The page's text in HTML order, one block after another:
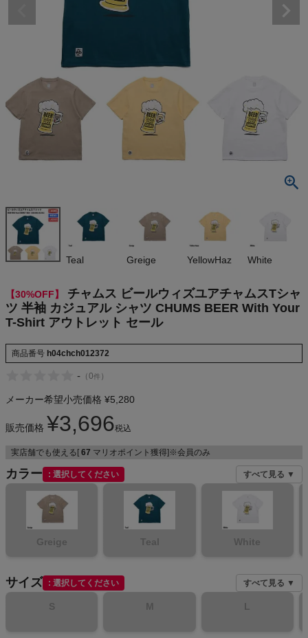
商品が見つからない方はこちら
On
THE NORTH FACE
CHUMS
もっと見る
メンズカジュアルウェア
レディースカジュアルウェア
メンズスポーツウェア
レディーススポーツウェア
Teal Greige YellowHaz White
【30%OFF】
チャムス ビールウィズユアチャムスTシャ
ツ 半袖 カジュアル シャツ CHUMS BEER With Your
T-Shirt アウトレット セール
商品番号 h04chch012372
- （0件 ）
メーカー希望小売価格 ¥5,280
販売価格 ¥3,696税込
実店舗でも使える[ 67 マリオポイント獲得]※会員のみ
カラー 選択してください すべて見る ▼
Greige Teal White
サイズ 選択してください すべて見る ▼
S M L